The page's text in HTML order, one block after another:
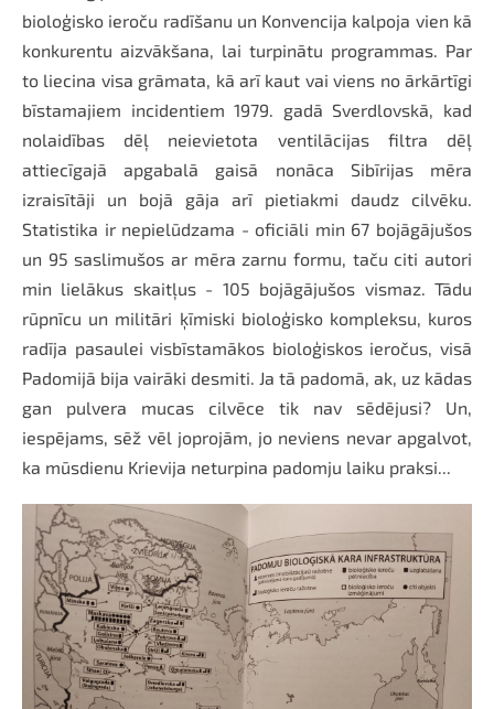
bioloģisko ieroču radīšanu un Konvencija kalpoja vien kā
konkurentu aizvākšana, lai turpinātu programmas. Par
to liecina visa grāmata, kā arī kaut vai viens no ārkārtīgi
bīstamajiem incidentiem 1979. gadā Sverdlovskā, kad
nolaidības dēļ neievietota ventilācijas filtra dēļ
attiecīgajā apgabalā gaisā nonāca Sibīrijas mēra
izraisītāji un bojā gāja arī pietiakmi daudz cilvēku.
Statistika ir nepielūdzama - oficiāli min 67 bojāgājušos
un 95 saslimušos ar mēra zarnu formu, taču citi autori
min lielākus skaitļus - 105 bojāgājušos vismaz. Tādu
rūpnīcu un militāri ķīmiski bioloģisko kompleksu, kuros
radīja pasaulei visbīstamākos bioloģiskos ieročus, visā
Padomijā bija vairāki desmiti. Ja tā padomā, ak, uz kādas
gan pulvera mucas cilvēce tik nav sēdējusi? Un,
iespējams, sēž vēl joprojām, jo neviens nevar apgalvot,
ka mūsdienu Krievija neturpina padomju laiku praksi...